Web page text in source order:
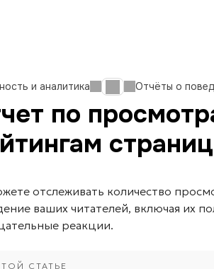
и аналитика Отчёты о
по
страниц
отслеживать количество
ваших читателей, включая их
реакции.